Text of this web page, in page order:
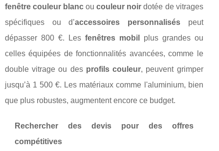
fenêtre couleur blanc oucouleur noir dotée de vitrages
spécifiques ou d’accessoires personnaliséspeut
dépasser 800 €. Les fenêtres mobil
plus grandes ou
celles équipées de fonctionnalités avancées, comme le
double vitrage ou des profils couleur, peuvent grimper
jusqu’à 1 500 €. Les matériaux comme l'aluminium, bien
que plus robustes, augmentent encore ce budget.
Rechercher des devis pour des offres
compétitives